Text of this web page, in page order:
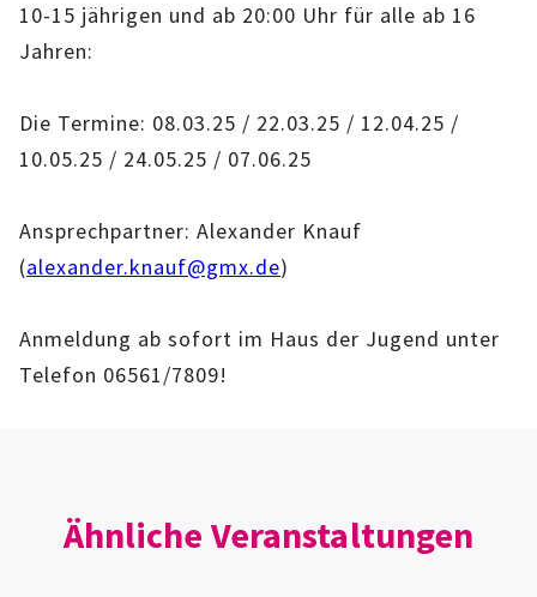
IMAG
ROLLENSPIEL-AG
GANZTAGSSCHULE
EHRENAMTLICHENARBEIT
EINRICHTUNG
10-15 jährigen und ab 20:00 Uhr für alle ab 16
Jahren:
Die Termine: 08.03.25 / 22.03.25 / 12.04.25 /
10.05.25 / 24.05.25 / 07.06.25
Ansprechpartner: Alexander Knauf
(alexander.knauf@gmx.de)
Anmeldung ab sofort im Haus der Jugend unter
Telefon 06561/7809!
Ähnliche Veranstaltungen